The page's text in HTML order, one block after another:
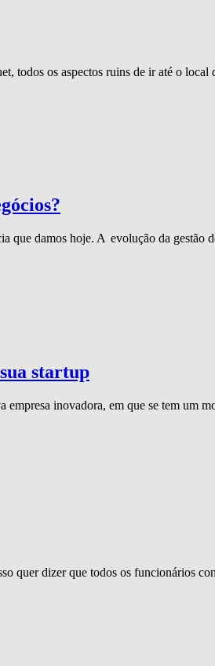
todos os aspectos ruins de ir até o
damos hoje. A evolução da gestão
startup
inovadora, em que se tem um
dizer que todos os funcionários